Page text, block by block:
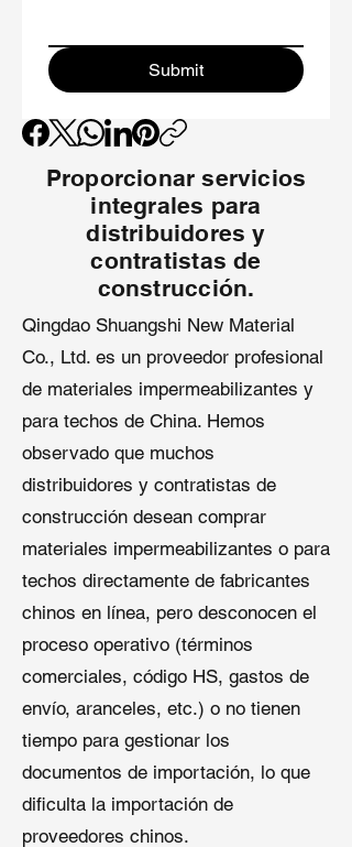
Lamembrana de techo EPDM de
1.2mm
es una solución asequible
amplia gama de proyectos de
techado:
Techos Residenciales y
Comerciales: Techos de baja
pendiente, edificios de
apartamentos y estructuras
comerciales de tamaño
Proyectos de Bajo Tráfico y
Modernización: Ideal para
recuperar techos existentes o
áreas con acceso ocasional de
mantenimiento.
Zonas de Clima Moderado
Proporciona
impermeabilización confiable
en regiones sin condiciones
meteorológicas extremas.
Al utilizar
membranas de techo
, los propietarios se
benefician de una
impermeabilización sin juntas,
flexibilidad superior y durabilidad
a largo plazo.
Especificaciones Técnicas
: 1.2mm (60mil)
Ancho y Largo: 10’ × 100’
(estándar estadounidense), o
Submit
Proporcionar servicios
integrales para
distribuidores y
contratistas de
construcción.
Qingdao Shuangshi New Material
Co., Ltd. es un proveedor profesional
de materiales impermeabilizantes y
para techos de China. Hemos
observado que muchos
distribuidores y contratistas de
construcción desean comprar
materiales impermeabilizantes o para
techos directamente de fabricantes
chinos en línea, pero desconocen el
proceso operativo (términos
comerciales, código HS, gastos de
envío, aranceles, etc.) o no tienen
tiempo para gestionar los
documentos de importación, lo que
dificulta la importación de
proveedores chinos.